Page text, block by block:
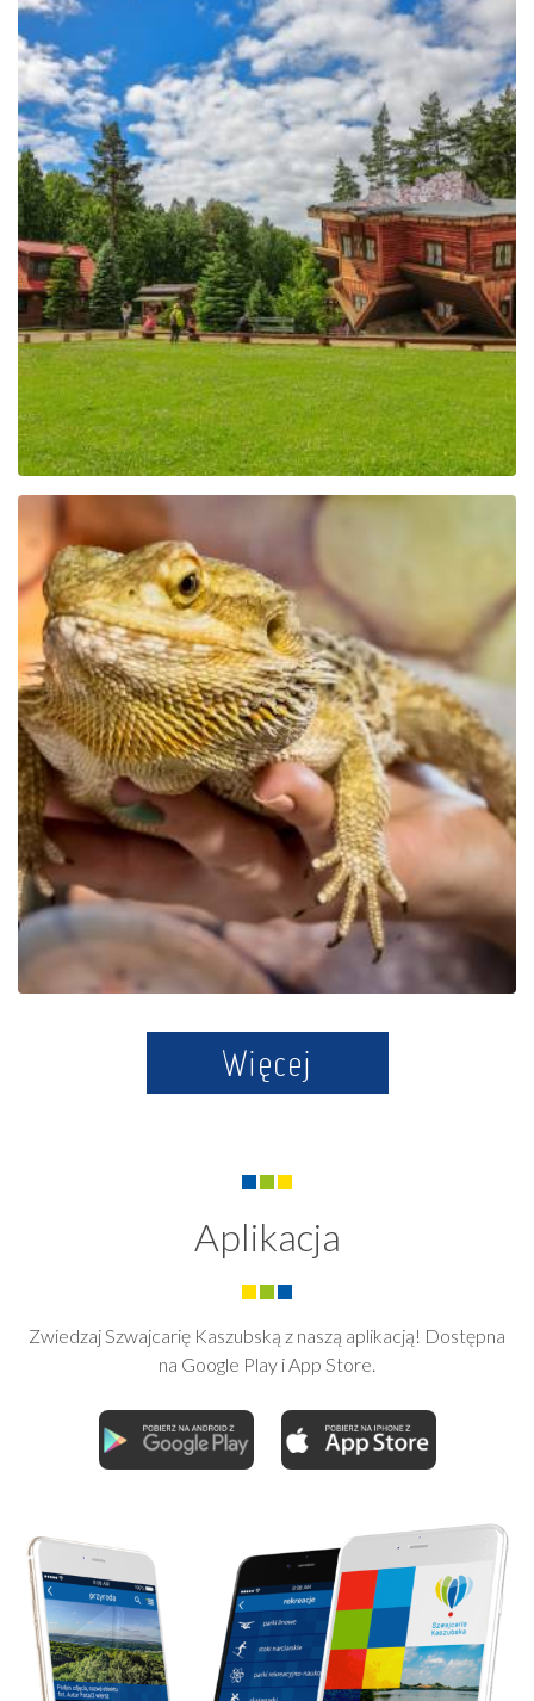
Centrum Edukacji i
Promocji Regionu w
Szymbarku
Park Edukacyjny Zoo –
Egzotyczne Kaszuby w
Tuchlinie
Więcej
Aplikacja
Zwiedzaj Szwajcarię Kaszubską z naszą aplikacją! Dostępna
na Google Play i App Store.